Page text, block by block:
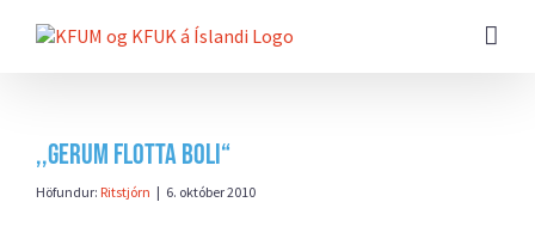
beint
,,Gerum flotta boli“
Höfundur: Ritstjórn | 6. október 2010